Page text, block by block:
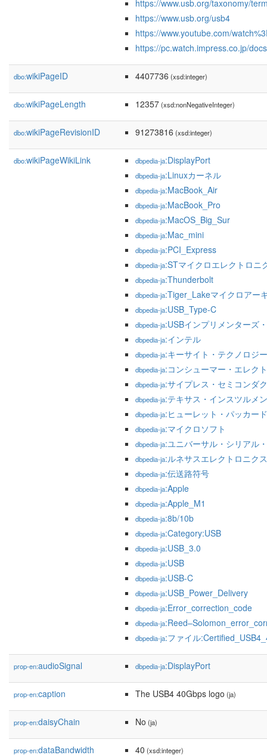
https://www.usb.org/taxonomy/
https://www.usb.org/usb4
https://www.youtube.com/
https://pc.watch.impress.co.jp/
dbo:wikiPageID 4407736 (xsd:integer)
dbo:wikiPageLength 12357(xsd:nonNegativeInteger)
dbo:wikiPageRevisionID 91273816 (xsd:integer)
dbo:wikiPageWikiLink dbpedia-ja:DisplayPort
dbpedia-ja:Linuxカーネル
dbpedia-ja:MacBook_Air
dbpedia-ja:MacBook_Pro
dbpedia-ja:MacOS_Big_Sur
dbpedia-ja:Mac_mini
dbpedia-ja:PCI_Express
dbpedia-ja:STマイクロエレクトロニ
dbpedia-ja:Thunderbolt
dbpedia-ja:Tiger_Lakeマイクロアー
dbpedia-ja:USB_Type-C
dbpedia-ja:USBインプリメンターズ
dbpedia-ja:インテル
dbpedia-ja:キーサイト・テクノロジー
dbpedia-ja:コンシューマー・エレク
dbpedia-ja:サイプレス・セミコンダ
dbpedia-ja:テキサス・インスツルメ
dbpedia-ja:ヒューレット・パッカード
dbpedia-ja:マイクロソフト
dbpedia-ja:ユニバーサル・シリアル
dbpedia-ja:ルネサスエレクトロニクス
dbpedia-ja:伝送路符号
dbpedia-ja:Apple
dbpedia-ja:Apple_M1
dbpedia-ja:8b/10b
dbpedia-ja:Category:USB
dbpedia-ja:USB_3.0
dbpedia-ja:USB
dbpedia-ja:USB-C
dbpedia-ja:USB_Power_Delivery
dbpedia-ja:Error_correction_code
dbpedia-ja
dbpedia-ja:ファイル
prop-en:audioSignal dbpedia-ja:DisplayPort
prop-en:caption The USB4 40Gbps logo (ja)
prop-en:daisyChain No (ja)
prop-en:dataBandwidth 40 (xsd:integer)